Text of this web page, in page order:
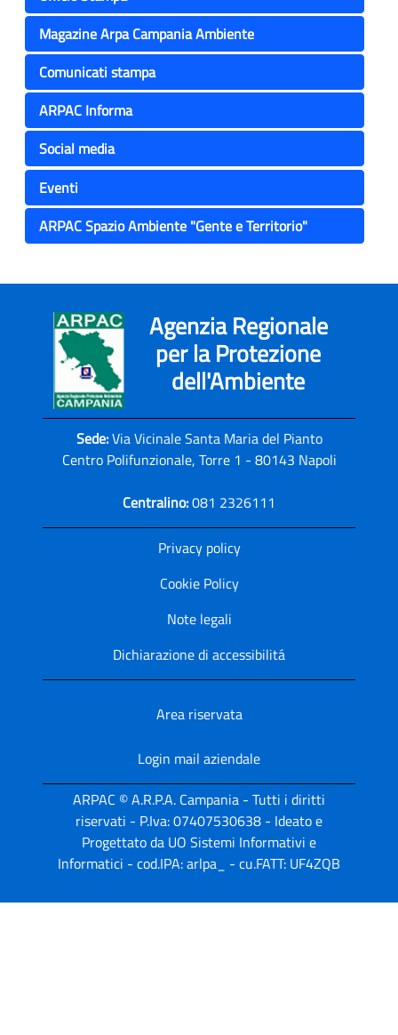
Magazine Arpa Campania Ambiente
Comunicati stampa
ARPAC Informa
Social media
Eventi
ARPAC Spazio Ambiente "Gente e Territorio"
Agenzia Regionale
per la Protezione
dell'Ambiente
Sede:Via Vicinale Santa Maria del Pianto
Centro Polifunzionale, Torre 1 - 80143 Napoli
Centralino:081 2326111
Privacy policy
Cookie Policy
Note legali
Dichiarazione di accessibilitá
Area riservata
Login mail aziendale
ARPAC © A.R.P.A. Campania - Tutti i diritti
riservati - P.Iva: 07407530638 - Ideato e
Progettato da UO Sistemi Informativi e
Informatici - cod.IPA: arlpa_ - cu.FATT: UF4ZQB